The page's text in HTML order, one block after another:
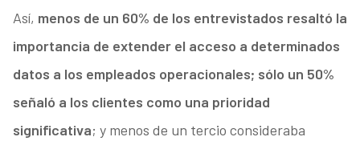
Así, menos de un 60% de los entrevistados resaltó la
importancia de extender el acceso a determinados
datos a los empleados operacionales; sólo un 50%
señaló a los clientes como una prioridad
significativa; y menos de un tercio consideraba